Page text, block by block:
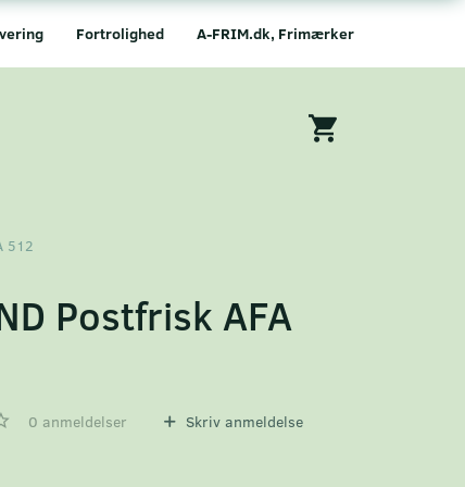
A-FRIM.dk, Frimærker
Fortrolighed
512
Postfrisk AFA
0 anmeldelser Skriv anmeldelse